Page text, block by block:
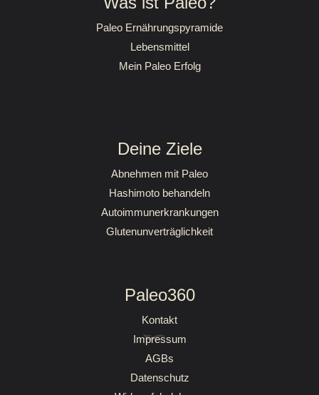
Paleo Ernährungspyramide
Lebensmittel
Abnehmen mit Paleo
Hashimoto behandeln
Autoimmunerkrankungen
Kontakt
Impressum
AGBs
Datenschutz